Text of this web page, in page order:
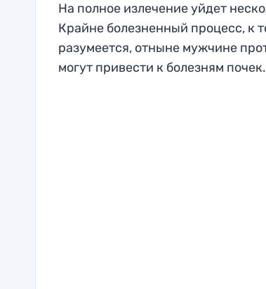
На полное излечение уйдет
Крайне болезненный процесс, к
разумеется, отныне мужчине
могут привести к болезням почек.